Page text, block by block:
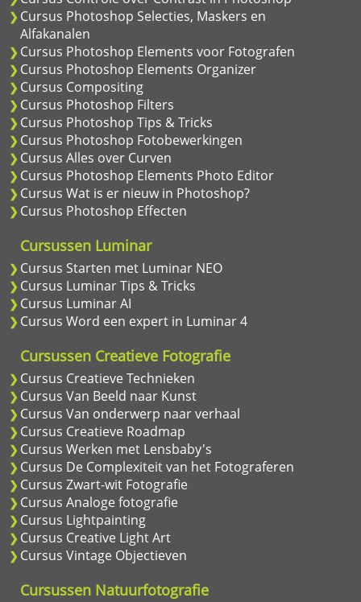
Cursus Photoshop Selecties, Maskers en
Alfakanalen
Cursus Photoshop Elements voor Fotografen
Cursus Photoshop Elements Organizer
Cursus Compositing
Cursus Photoshop Filters
Cursus Photoshop Tips & Tricks
Cursus Photoshop Fotobewerkingen
Cursus Alles over Curven
Cursus Photoshop Elements Photo Editor
Cursus Wat is er nieuw in Photoshop?
Cursus Photoshop Effecten
Cursussen Luminar
Cursus Starten met Luminar NEO
Cursus Luminar Tips & Tricks
Cursus Luminar AI
Cursus Word een expert in Luminar 4
Cursussen Creatieve Fotografie
Cursus Creatieve Technieken
Cursus Van Beeld naar Kunst
Cursus Van onderwerp naar verhaal
Cursus Creatieve Roadmap
Cursus Werken met Lensbaby's
Cursus De Complexiteit van het Fotograferen
Cursus Zwart-wit Fotografie
Cursus Analoge fotografie
Cursus Lightpainting
Cursus Creative Light Art
Cursus Vintage Objectieven
Cursussen Natuurfotografie